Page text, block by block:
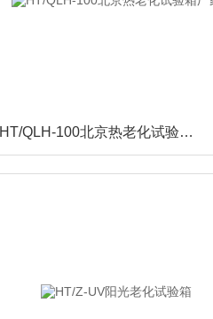
HT/QLH-100北京热老化试验箱厂家